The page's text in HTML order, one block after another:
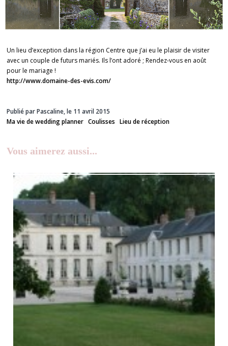
Un lieu d’exception dans la région Centre que j’ai eu le plaisir de visiter
avec un couple de futurs mariés. Ils l’ont adoré ; Rendez-vous en août
pour le mariage !
http://www.domaine-des-evis.com/
Publié par Pascaline, le 11 avril 2015
Ma vie de wedding planner Coulisses Lieu de réception
Vous aimerez aussi...